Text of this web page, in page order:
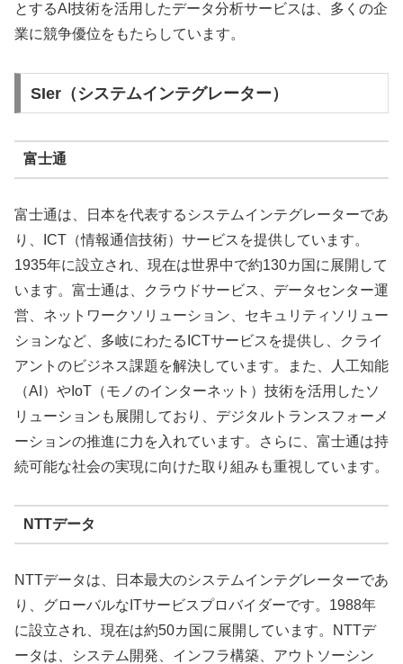
とするAI技術を活用したデータ分析サービスは、多くの企
業に競争優位をもたらしています。
SIer（システムインテグレーター）
富士通
富士通は、日本を代表するシステムインテグレーターであ
り、ICT（情報通信技術）サービスを提供しています。
1935年に設立され、現在は世界中で約130カ国に展開して
います。富士通は、クラウドサービス、データセンター運
営、ネットワークソリューション、セキュリティソリュー
ションなど、多岐にわたるICTサービスを提供し、クライ
アントのビジネス課題を解決しています。また、人工知能
（AI）やIoT（モノのインターネット）技術を活用したソ
リューションも展開しており、デジタルトランスフォーメ
ーションの推進に力を入れています。さらに、富士通は持
続可能な社会の実現に向けた取り組みも重視しています。
NTTデータ
NTTデータは、日本最大のシステムインテグレーターであ
り、グローバルなITサービスプロバイダーです。1988年
に設立され、現在は約50カ国に展開しています。NTTデ
ータは、システム開発、インフラ構築、アウトソーシン